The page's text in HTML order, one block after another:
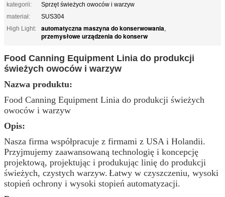
kategorii:
Sprzęt świeżych owoców i warzyw
materiał:
SUS304
High Light:
automatyczna maszyna do konserwowania,
przemysłowe urządzenia do konserw
Food Canning Equipment Linia do produkcji
świeżych owoców i warzyw
Nazwa produktu:
Food Canning Equipment Linia do produkcji świeżych
owoców i warzyw
Opis:
Nasza firma współpracuje z firmami z USA i Holandii.
Przyjmujemy zaawansowaną technologię i koncepcję
projektową, projektując i produkując linię do produkcji
świeżych, czystych warzyw. Łatwy w czyszczeniu, wysoki
stopień ochrony i wysoki stopień automatyzacji.